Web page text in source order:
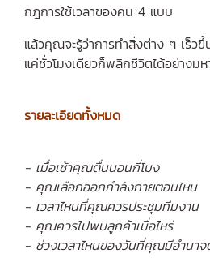
กฎการใช้เวลาของคน 4 แบบ
แล้วคุณจะรู้ว่าการทำสิ่งต่าง ๆ เร็ว
แค่ชั่วโมงเดียวก็พลิกชีวิตได้อย่างม
รายละเอียดทั้งหมด
- เมื่อเช้าคุณตื่นนอนกี่โมง
- คุณเลือกออกกำลังกายตอนไหน
- เวลาไหนที่คุณควรประชุมทีมงาน
- คุณควรไปพบลูกค้าเมื่อไหร่
- ช่วงเวลาไหนของวันที่คุณมีอำนา